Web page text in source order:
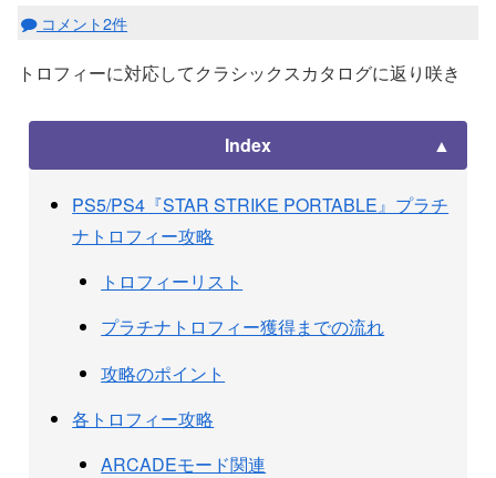
コメント2件
トロフィーに対応してクラシックスカタログに返り咲き
Index
PS5/PS4『STAR STRIKE PORTABLE』プラチ
ナトロフィー攻略
トロフィーリスト
プラチナトロフィー獲得までの流れ
攻略のポイント
各トロフィー攻略
ARCADEモード関連